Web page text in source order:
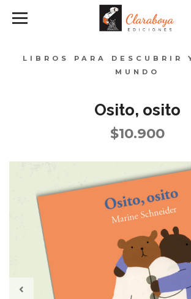
LIBROS PARA DESCUBRIR
MUNDO
Osito, osito
$10.900